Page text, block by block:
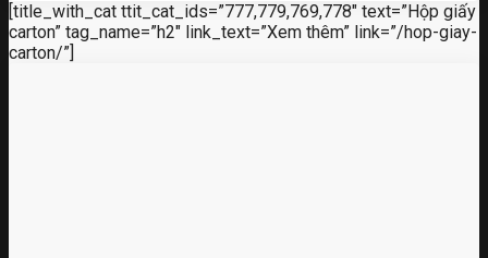
[title_with_cat ttit_cat_ids=”777,779,769,778″ text=”Hộp giấy
carton” tag_name=”h2″ link_text=”Xem thêm” link=”/hop-giay-
carton/”]